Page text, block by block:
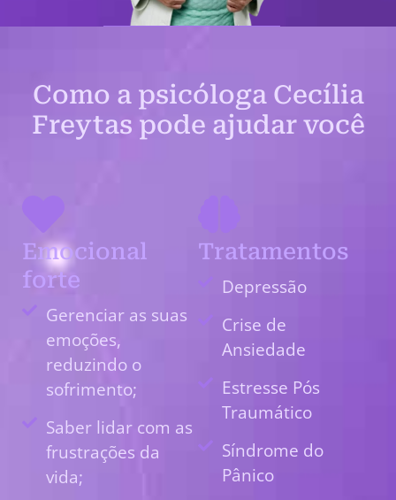
Como a psicóloga Cecília
Freytas pode ajudar você
Emocional
forte
Gerenciar as suas
emoções,
reduzindo o
sofrimento;
Saber lidar com as
frustrações da
vida;
Tratamentos
Depressão
Crise de
Ansiedade
Estresse Pós
Traumático
Síndrome do
Pânico